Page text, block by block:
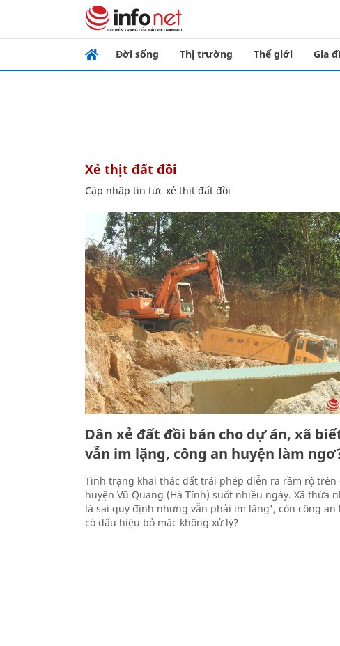
Đời sống Thị trường Thế giới Gia
xẻ thịt đất đồi
Cập nhập tin tức xẻ thịt đất đồi
Dân xẻ đất đồi bán cho dự án, xã
vẫn im lặng, công an huyện làm
Tình trạng khai thác đất trái phép diễn ra rầm rộ trên
huyện Vũ Quang (Hà Tĩnh) suốt nhiều ngày. Xã thừa
là sai quy định nhưng vẫn phải im lặng', còn công an
có dấu hiệu bỏ mặc không xử lý?